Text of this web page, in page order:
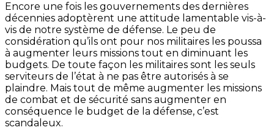
Encore une fois les gouvernements des dernières
décennies adoptèrent une attitude lamentable vis-à-
vis de notre système de défense. Le peu de
considération qu’ils ont pour nos militaires les poussa
à augmenter leurs missions tout en diminuant les
budgets. De toute façon les militaires sont les seuls
serviteurs de l’état à ne pas être autorisés à se
plaindre. Mais tout de même augmenter les missions
de combat et de sécurité sans augmenter en
conséquence le budget de la défense, c’est
scandaleux.